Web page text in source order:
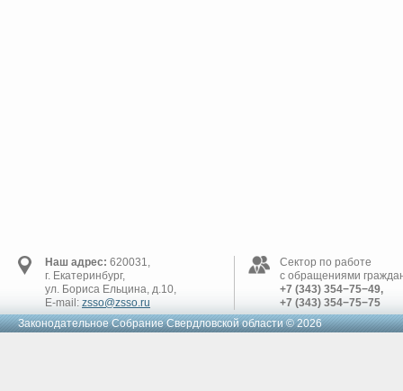
Наш адрес: 620031,
г. Екатеринбург,
ул. Бориса Ельцина, д.10,
E-mail: zsso@zsso.ru
Сектор по работе
с обращениями
+7 (343) 354−75−49,
+7 (343) 354−75−75
Законодательное Cобрание Свердловской области © 2026